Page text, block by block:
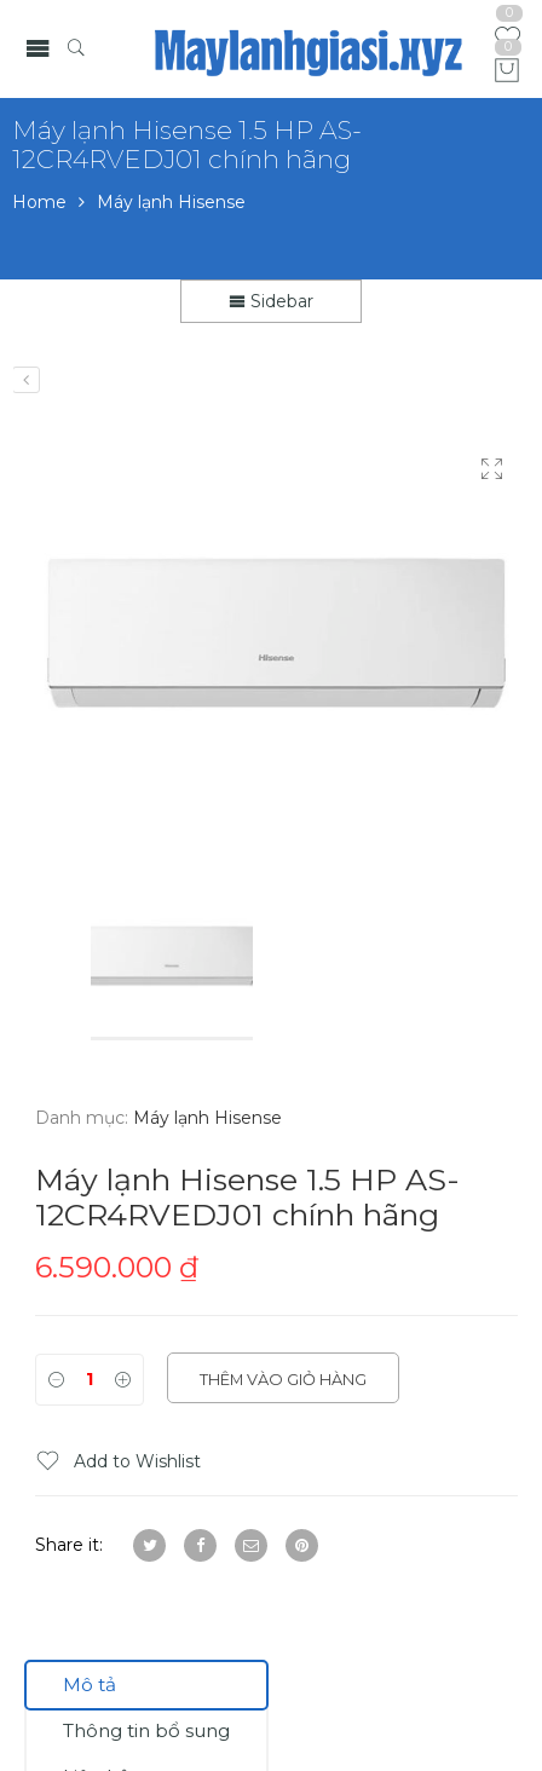
0
0
Máy lạnh Hisense 1.5 HP AS-
12CR4RVEDJ01 chính hãng
Home Máy lạnh Hisense
Sidebar
Danh mục: Máy lạnh Hisense
Máy lạnh Hisense 1.5 HP AS-
12CR4RVEDJ01 chính hãng
6.590.000 ₫
THÊM VÀO GIỎ HÀNG
Add to Wishlist
Share it:
Mô tả
Thông tin bổ sung